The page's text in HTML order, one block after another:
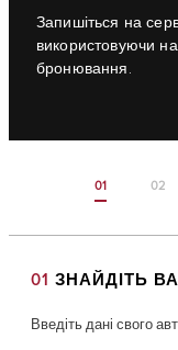
Запишіться на
використовуючи
бронювання.